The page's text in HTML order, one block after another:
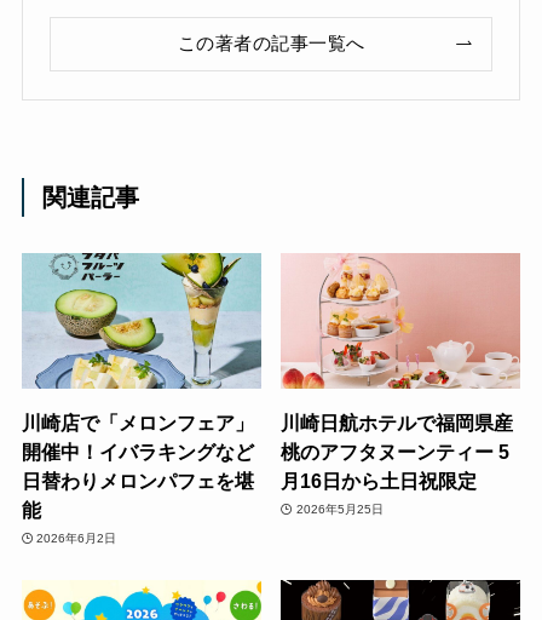
この著者の記事一覧へ
関連記事
川崎店で「メロンフェア」
開催中！イバラキングなど
日替わりメロンパフェを堪
能
2026年6月2日
川崎日航ホテルで福岡県産
桃のアフタヌーンティー 5
月16日から土日祝限定
2026年5月25日